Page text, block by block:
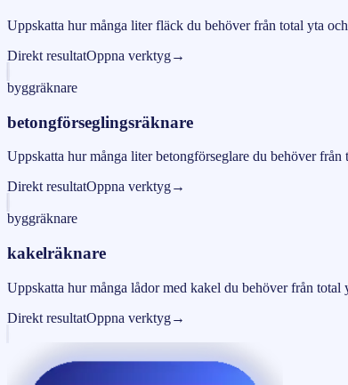
Uppskatta hur många liter fläck du behöver från total yta
Direkt resultatOppna verktyg→
byggräknare
betongförseglingsräknare
Uppskatta hur många liter betongförseglare du behöver från
Direkt resultatOppna verktyg→
byggräknare
kakelräknare
Uppskatta hur många lådor med kakel du behöver från total
Direkt resultatOppna verktyg→